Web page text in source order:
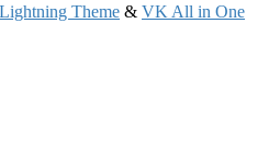
Lightning Theme & VK All in One